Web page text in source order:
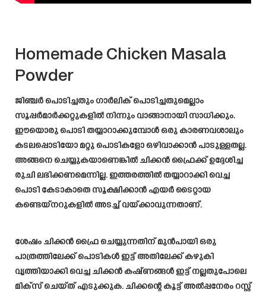
Homemade Chicken Masala
Powder
ജിഞ്ചർ പൊടിച്ചതും ഗാർലിക് പൊടിച്ചതുമെല്ലാം
സൂപ്പർമാർക്കറ്റുകളിൽ നിന്നും വാങ്ങാനായി സാധിക്കും.
ഈയൊരു പൊടി തയ്യാറാക്കുമ്പോൾ ഒരു കാരണവശാലും
കടലപ്പൊടിയോ മറ്റു പൊടികളോ ഒഴിവാക്കാൻ പാടുള്ളതല്ല.
അങ്ങനെ ചെയ്യുകയാണെങ്കിൽ ചിക്കൻ ഫ്രൈക്ക് ഉദ്ദേശിച്ച
രുചി ലഭിക്കണമെന്നില്ല. ഇത്തരത്തിൽ തയ്യാറാക്കി വെച്ച
പൊടി കേടാകാതെ സൂക്ഷിക്കാൻ എയർ ടൈറ്റായ
കണ്ടെയ്നറുകളിൽ അടച്ച് വയ്ക്കാവുന്നതാണ്.
ശേഷം ചിക്കൻ ഫ്രൈ ചെയ്യുന്നതിന് മുൻപായി ഒരു
പാത്രത്തിലേക്ക് പൊടികൾ ഇട്ട് അതിലേക്ക് കഴുകി
വൃത്തിയാക്കി വെച്ച ചിക്കൻ കഷ്ണങ്ങൾ ഇട്ട് നല്ലതുപോലെ
മിക്സ് ചെയ്ത് എടുക്കുക. ചിക്കന്റെ കൂട്ട് അൽപ്പനേരം റസ്റ്റ്